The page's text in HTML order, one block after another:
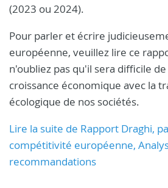
(2023 ou 2024).
Pour parler et écrire
européenne, veuillez lire ce
n'oubliez pas qu'il sera difficile
croissance économique avec la
écologique de nos sociétés.
Lire la suite de Rapport Draghi,
compétitivité européenne,
recommandations